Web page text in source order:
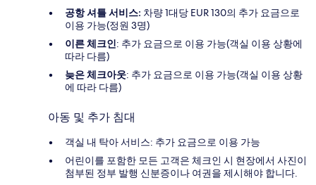
공항 셔틀 서비스: 차량 1대당 EUR 130의 추가 요금으로
이용 가능(정원 3명)
이른 체크인: 추가 요금으로 이용 가능(객실 이용 상황에
따라 다름)
늦은 체크아웃: 추가 요금으로 이용 가능(객실 이용 상황
에 따라 다름)
아동 및 추가 침대
객실 내 탁아 서비스: 추가 요금으로 이용 가능
어린이를 포함한 모든 고객은 체크인 시 현장에서 사진이
첨부된 정부 발행 신분증이나 여권을 제시해야 합니다.